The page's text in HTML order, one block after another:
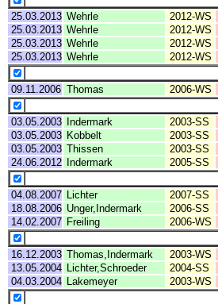
25.03.2013 Wehrle 2012-WS
25.03.2013 Wehrle 2012-WS
25.03.2013 Wehrle 2012-WS
25.03.2013 Wehrle 2012-WS
09.11.2006 Thomas 2006-WS
03.05.2003 Indermark 2003-SS
03.05.2003 Kobbelt 2003-SS
03.05.2003 Thissen 2003-SS
24.06.2012
Indermark 2005-SS
04.08.2007 Lichter 2007-SS
18.08.2006 Unger,Indermark 2006-SS
14.02.2007 Freiling 2006-WS
16.12.2003 Thomas,Indermark 2003-WS
13.05.2004
Lichter,Schroeder 2004-SS
04.03.2004
Lakemeyer 2003-WS